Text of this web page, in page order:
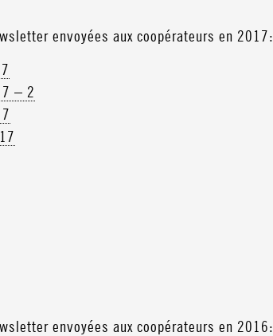
envoyées aux coopérateurs en 2017:
– 2
envoyées aux coopérateurs en 2016: